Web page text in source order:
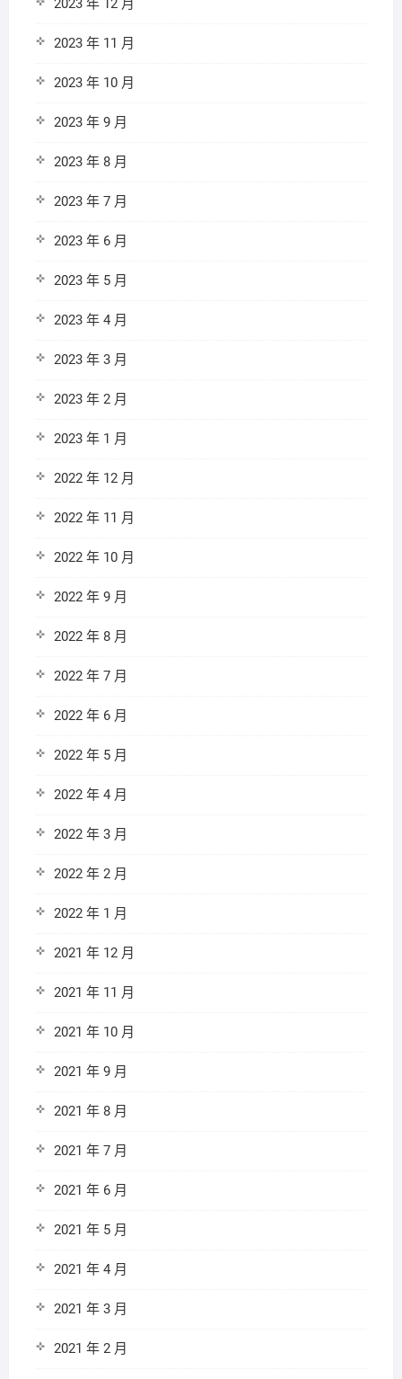
2023 年 12 月
2023 年 11 月
2023 年 10 月
2023 年 9 月
2023 年 8 月
2023 年 7 月
2023 年 6 月
2023 年 5 月
2023 年 4 月
2023 年 3 月
2023 年 2 月
2023 年 1 月
2022 年 12 月
2022 年 11 月
2022 年 10 月
2022 年 9 月
2022 年 8 月
2022 年 7 月
2022 年 6 月
2022 年 5 月
2022 年 4 月
2022 年 3 月
2022 年 2 月
2022 年 1 月
2021 年 12 月
2021 年 11 月
2021 年 10 月
2021 年 9 月
2021 年 8 月
2021 年 7 月
2021 年 6 月
2021 年 5 月
2021 年 4 月
2021 年 3 月
2021 年 2 月